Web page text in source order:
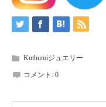
Kuthumiジュエリー
コメント: 0